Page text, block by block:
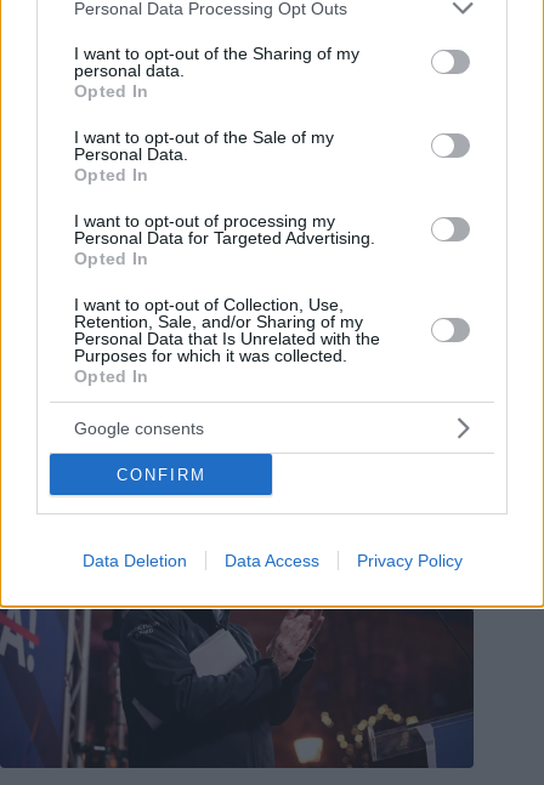
not limited to your visit or usage behaviour. You may click to
grant or deny consent to Google and its third-party tags to
use your data for below specified purposes in below Google
consent section.
Personal Data Processing Opt Outs
I want to opt-out of the Sharing of my
personal data.
Opted In
I want to opt-out of the Sale of my
Personal Data.
Opted In
I want to opt-out of processing my
Personal Data for Targeted Advertising.
Opted In
I want to opt-out of Collection, Use,
Retention, Sale, and/or Sharing of my
Personal Data that Is Unrelated with the
Purposes for which it was collected.
Opted In
Google consents
CONFIRM
Data Deletion Data Access Privacy Policy
monitoraggio prima di poter ricostruire la fiducia. Il motivo è
istituzionale piuttosto che puramente politica.
diplomatiche, strutture di intelligence e organismi statali che,
secondo molti nell’UE, richiedono una seria revisione
dell’integrità.
Ciò significa che anche un cambiamento politico radicale a
Budapest non sbloccherebbe automaticamente la piena
fiducia, il congelamento dei finanziamenti e la cooperazione
senza intoppi.
Al contrario, i diplomatici si aspettano un lungo periodo di
prova, durante il quale l’Ungheria dovrà dimostrare che le
riforme sono reali, durature e integrate nell’amministrazione